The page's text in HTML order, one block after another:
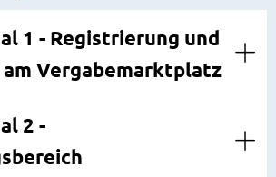
1 - Registrierung und
Vergabemarktplatz
2 -